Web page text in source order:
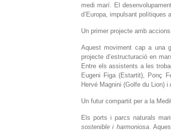
medi marí. El
d’Europa, impulsant polítiques
Un primer projecte amb
Aquest moviment cap a una
projecte d’estructuració en
Entre els assistents a les
Eugeni Figa (Estartit), Ponç
Hervé Magnini (Golfe du Lion) i
Un futur compartit per a la
Els ports i parcs naturals
sostenible i harmoniosa.